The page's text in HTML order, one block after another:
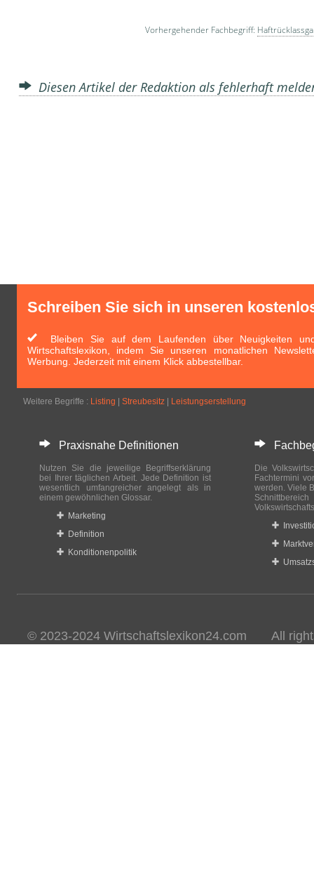
Vorhergehender Fachbegriff:
Diesen Artikel der Redaktion als fehlerhaft
Schreiben Sie sich in unseren
Bleiben Sie auf dem Laufenden über Neuigkeiten
Wirtschaftslexikon, indem Sie unseren monatlichen
Werbung. Jederzeit mit einem Klick abbestellbar.
Weitere Begriffe : Listing Streubesitz Leistungserstellung
Praxisnahe Definitionen
Nutzen Sie die jeweilige Begriffserklärung
bei Ihrer täglichen Arbeit. Jede Definition ist
wesentlich umfangreicher angelegt als in
einem gewöhnlichen Glossar.
Marketing
Definition
Konditionenpolitik
Die
Fachtermini
werden. Viele
© 2023-2024 Wirtschaftslexikon24.com All